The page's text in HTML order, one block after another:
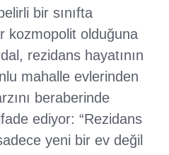
bir sınıfta
kozmopolit olduğuna
rezidans hayatının
mahalle evlerinden
beraberinde
ediyor: “Rezidans
yeni bir ev değil